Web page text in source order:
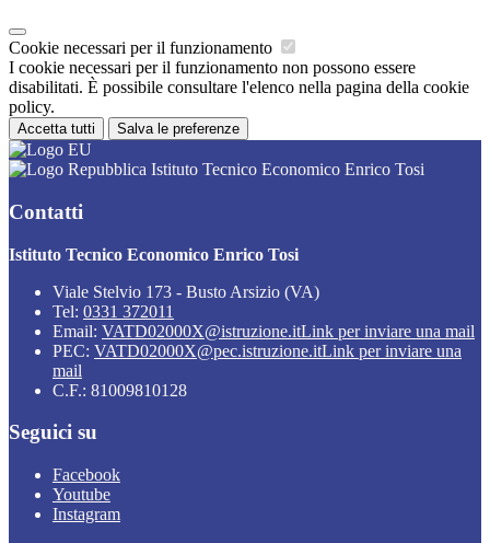
Cookie necessari per il funzionamento
I cookie necessari per il funzionamento non possono essere
disabilitati. È possibile consultare l'elenco nella pagina della cookie
policy.
Accetta tutti Salva le preferenze
Istituto Tecnico Economico Enrico Tosi
Contatti
Istituto Tecnico Economico Enrico Tosi
Viale Stelvio 173 - Busto Arsizio (VA)
Tel: 0331 372011
Email: VATD02000X@istruzione.itLink per inviare una mail
PEC: VATD02000X@pec.istruzione.itLink per inviare una
mail
C.F.: 81009810128
Seguici su
Facebook
Youtube
Instagram